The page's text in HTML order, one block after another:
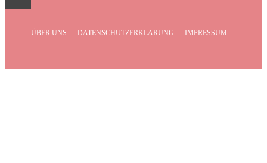
ÜBER UNS DATENSCHUTZERKLÄRUNG IMPRESSUM